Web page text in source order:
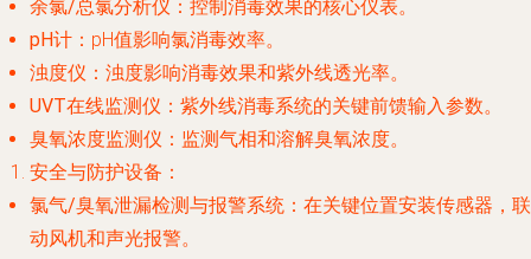
余氯/总氯分析仪 ：控制消毒效果的核心仪表。
pH计 ：pH值影响氯消毒效率。
浊度仪 ：浊度影响消毒效果和紫外线透光率。
UVT在线监测仪 ：紫外线消毒系统的关键前馈输入参数。
臭氧浓度监测仪 ：监测气相和溶解臭氧浓度。
安全与防护设备 ：
氯气/臭氧泄漏检测与报警系统 ：在关键位置安装传感器，联
动风机和声光报警。